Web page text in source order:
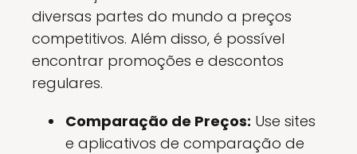
diversas partes do mundo a preços
competitivos. Além disso, é possível
encontrar promoções e descontos
regulares.
Comparação de Preços: Use sites
e aplicativos de comparação de